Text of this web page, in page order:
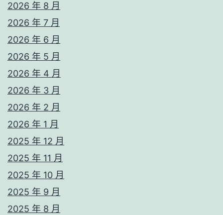
2026 年 8 月
2026 年 7 月
2026 年 6 月
2026 年 5 月
2026 年 4 月
2026 年 3 月
2026 年 2 月
2026 年 1 月
2025 年 12 月
2025 年 11 月
2025 年 10 月
2025 年 9 月
2025 年 8 月